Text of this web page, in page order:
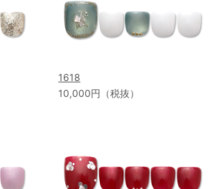
1618
10,000円（税抜）